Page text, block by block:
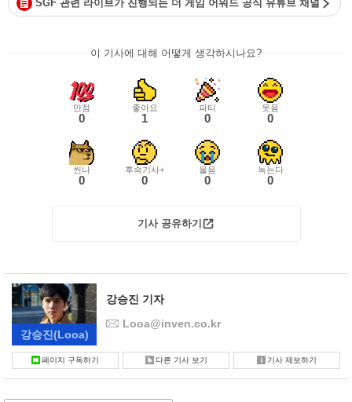
SGF 관련 라이브가 진행되는 더 게임 어워드 공식 유튜브 채널
이 기사에 대해 어떻게 생각하시나요?
만점
0
좋아요
1
파티
0
웃음
0
씬나
0
후속기사+
0
울음
0
녹는다
0
기사 공유하기
강승진 (Looa)
강승진 기자
Looa@inven.co.kr
페이지 구독하기 다른 기사 보기 기사 제보하기